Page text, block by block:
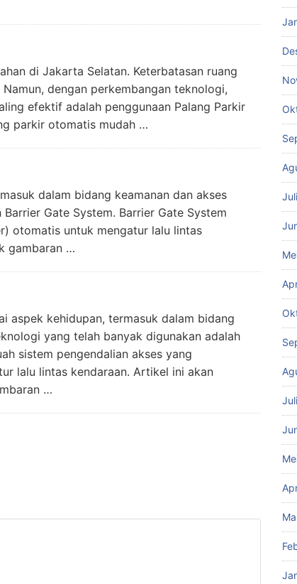
di Jakarta Selatan. Keterbatasan ruang
dengan perkembangan teknologi,
efektif adalah penggunaan Palang Parkir
parkir otomatis mudah …
dalam bidang keamanan dan akses
Gate System. Barrier Gate System
otomatis untuk mengatur lalu lintas
gambaran …
aspek kehidupan, termasuk dalam bidang
yang telah banyak digunakan adalah
sistem pengendalian akses yang
lalu lintas kendaraan. Artikel ini akan
…